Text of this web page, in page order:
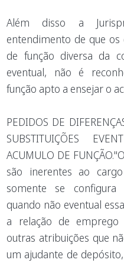
Além disso a
entendimento de que os
de função diversa da
eventual, não é
função apto a ensejar o
PEDIDOS DE
SUBSTITUIÇÕES
ACUMULO DE
são inerentes ao
somente se
quando não eventual
a relação de
outras atribuições que
um ajudante de